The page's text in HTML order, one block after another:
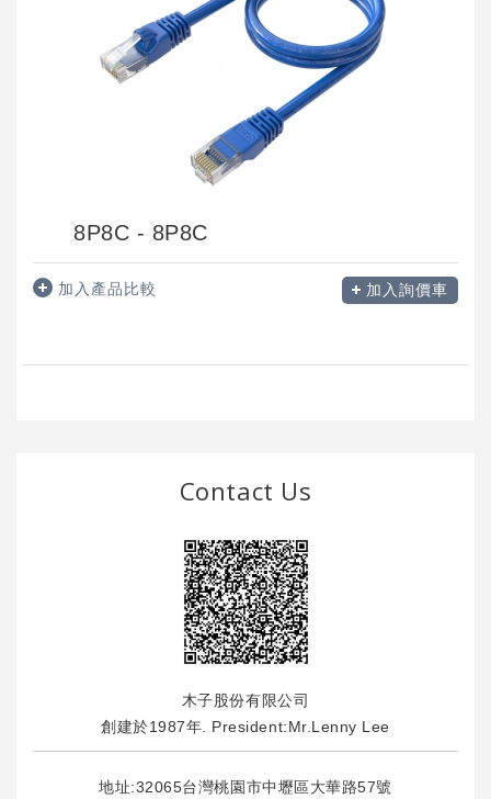
8P8C - 8P8C
加入產品比較 加入詢價車
Contact Us
木子股份有限公司
創建於1987年. President:Mr.Lenny Lee
地址:32065台灣桃園市中壢區大華路57號